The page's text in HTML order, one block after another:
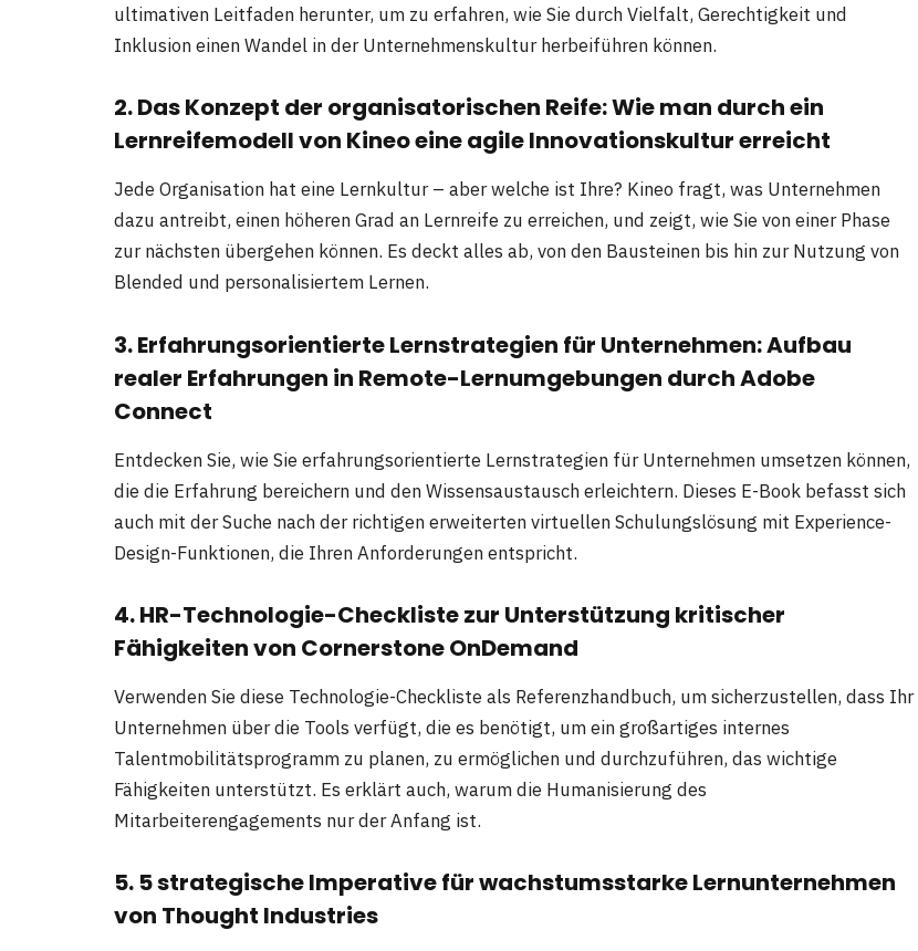
ultimativen Leitfaden herunter, um zu erfahren, wie Sie durch Vielfalt, Gerechtigkeit und
Inklusion einen Wandel in der Unternehmenskultur herbeiführen können.
2. Das Konzept der organisatorischen Reife: Wie man durch ein
Lernreifemodell von Kineo eine agile Innovationskultur erreicht
Jede Organisation hat eine Lernkultur – aber welche ist Ihre? Kineo fragt, was Unternehmen
dazu antreibt, einen höheren Grad an Lernreife zu erreichen, und zeigt, wie Sie von einer Phase
zur nächsten übergehen können. Es deckt alles ab, von den Bausteinen bis hin zur Nutzung von
Blended und personalisiertem Lernen.
3. Erfahrungsorientierte Lernstrategien für Unternehmen: Aufbau
realer Erfahrungen in Remote-Lernumgebungen durch Adobe
Connect
Entdecken Sie, wie Sie erfahrungsorientierte Lernstrategien für Unternehmen umsetzen können,
die die Erfahrung bereichern und den Wissensaustausch erleichtern. Dieses E-Book befasst sich
auch mit der Suche nach der richtigen erweiterten virtuellen Schulungslösung mit Experience-
Design-Funktionen, die Ihren Anforderungen entspricht.
4. HR-Technologie-Checkliste zur Unterstützung kritischer
Fähigkeiten von Cornerstone OnDemand
Verwenden Sie diese Technologie-Checkliste als Referenzhandbuch, um sicherzustellen, dass Ihr
Unternehmen über die Tools verfügt, die es benötigt, um ein großartiges internes
Talentmobilitätsprogramm zu planen, zu ermöglichen und durchzuführen, das wichtige
Fähigkeiten unterstützt. Es erklärt auch, warum die Humanisierung des
Mitarbeiterengagements nur der Anfang ist.
5. 5 strategische Imperative für wachstumsstarke Lernunternehmen
von Thought Industries